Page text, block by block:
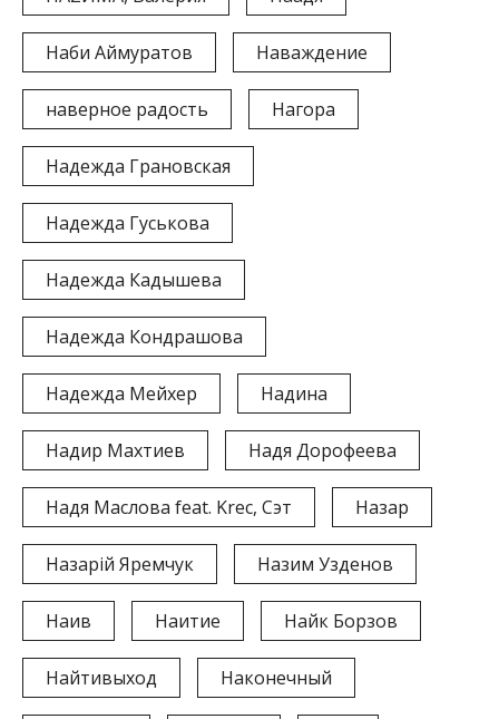
Наби Аймуратов Наваждение
наверное радость Нагора
Надежда Грановская
Надежда Гуськова
Надежда Кадышева
Надежда Кондрашова
Надежда Мейхер Надина
Надир Махтиев Надя Дорофеева
Надя Маслова feat. Krec, Сэт Назар
Назарій Яремчук Назим Узденов
Наив Наитие Найк Борзов
Найтивыход Наконечный